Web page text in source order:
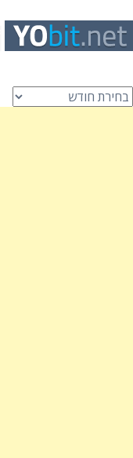
ארכיונים